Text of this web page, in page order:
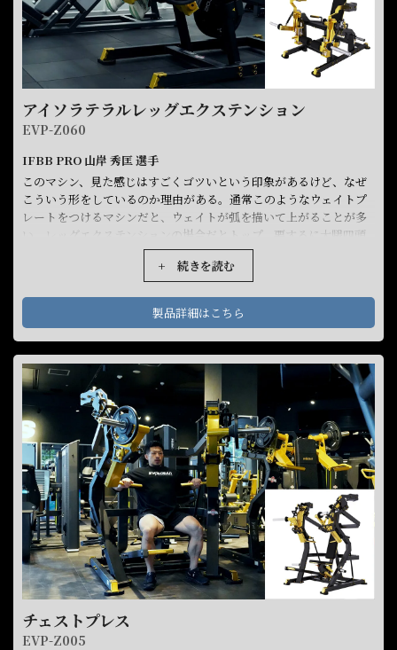
アイソラテラルレッグエクステンション
EVP-Z060
IFBB PRO 山岸 秀匡 選手
このマシン、見た感じはすごくゴツいという印象があるけど、なぜ
こういう形をしているのか理由がある。通常このようなウェイトプ
レートをつけるマシンだと、ウェイトが弧を描いて上がることが多
い。レッグエクステンションの場合だとトップ、要するに大腿四頭
筋が収縮したところで重くなって、逆に下ろす時に軽くなる。ウェ
イト自体は変わってないんだけど、大腿四頭筋にかかる負荷が動作
によりそれがない。可動に合わせてウェイトが真上に上がるので、
大腿四頭筋にかかる負荷が一定。なのでトレーニングしているとき
に、ここが重い、ここが軽いという感覚がない。そしてマシンデザ
インは高級な質感。バックのパッドや脚のパッドも非常に見た目が
きれい。もちろんグリップはEVOLGEARおなじみの三角グリップ。
調整可能な場所は背もたれと脛パッドの高さ調整。当然、アイソラ
テラルなので両足同時にトレーニングすることもできるし、片足ず
つトレーニングすることもできる。いろんな刺激、いろんなトレー
ニング方法が考えられる面白いマシンだね。
+ 続きを読む
製品詳細はこちら
チェストプレス
EVP-Z005